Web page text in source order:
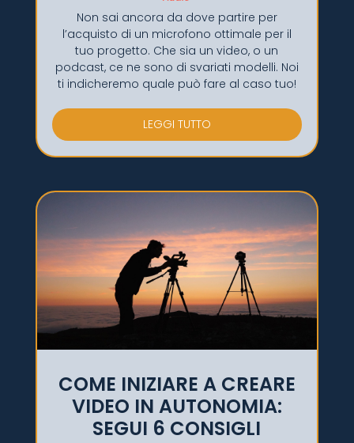
Non sai ancora da dove partire per
l’acquisto di un microfono ottimale per il
tuo progetto. Che sia un video, o un
podcast, ce ne sono di svariati modelli. Noi
ti indicheremo quale può fare al caso tuo!
LEGGI TUTTO
COME INIZIARE A CREARE
VIDEO IN AUTONOMIA:
SEGUI 6 CONSIGLI